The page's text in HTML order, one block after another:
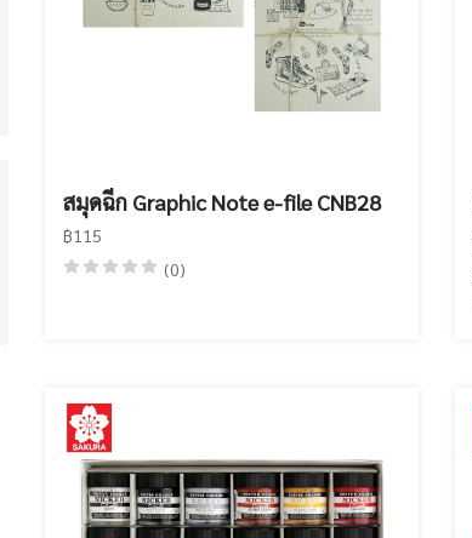
สมุดฉีก Graphic Note e-file CNB28
฿115
(0)